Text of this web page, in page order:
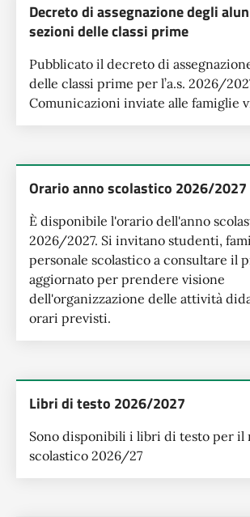
Decreto di assegnazione degli
sezioni delle classi prime
Pubblicato il decreto di
delle classi prime per l’a.s. 2026/
Comunicazioni inviate alle famiglie
Orario anno scolastico 2026/2027
È disponibile l'orario dell'anno
2026/2027. Si invitano studenti,
personale scolastico a consultare il
aggiornato per prendere visione
dell'organizzazione delle attività
orari previsti.
Libri di testo 2026/2027
Sono disponibili i libri di testo per il
scolastico 2026/27